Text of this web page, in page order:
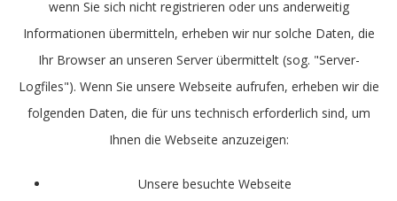
wenn Sie sich nicht registrieren oder uns anderweitig
Informationen übermitteln, erheben wir nur solche Daten, die
Ihr Browser an unseren Server übermittelt (sog. "Server-
Logfiles"). Wenn Sie unsere Webseite aufrufen, erheben wir die
folgenden Daten, die für uns technisch erforderlich sind, um
Ihnen die Webseite anzuzeigen:
Unsere besuchte Webseite